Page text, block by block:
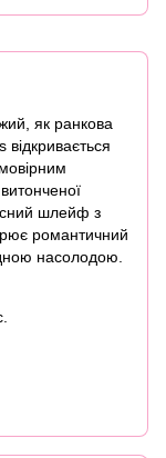
як ранкова
шлейф з
романтичний
насолодою.